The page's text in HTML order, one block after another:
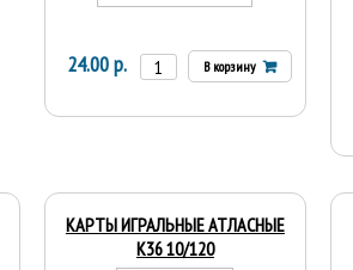
24.00 р. В корзину
КАРТЫ ИГРАЛЬНЫЕ АТЛАСНЫЕ
К36 10/120